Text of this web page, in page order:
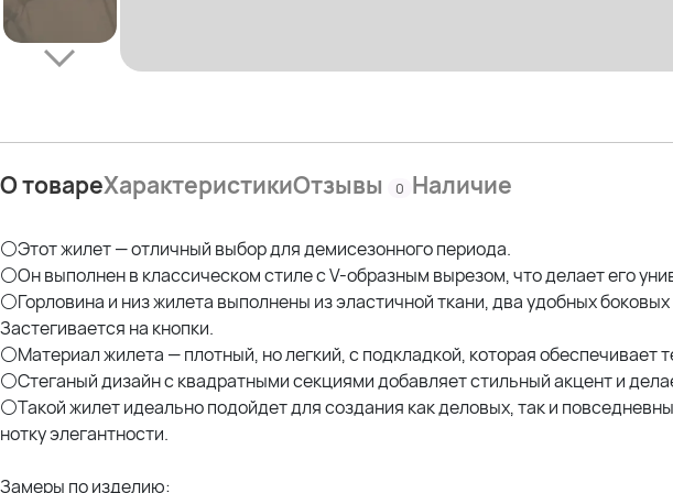
О товареХарактеристикиОтзывы 0 Наличие
⚪Этот жилет — отличный выбор для демисезонного периода.
⚪Он выполнен в классическом стиле с V-образным вырезом, что делает его
⚪Горловина и низ жилета выполнены из эластичной ткани, два удобных
Застегивается на кнопки.
⚪Материал жилета — плотный, но легкий, с подкладкой, которая обеспечивает
⚪Стеганый дизайн с квадратными секциями добавляет стильный акцент и
⚪Такой жилет идеально подойдет для создания как деловых, так и
нотку элегантности.
Замеры по изделию: